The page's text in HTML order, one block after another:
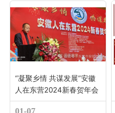
“凝聚乡情 共谋发展”安徽
人在东营2024新春贺年会